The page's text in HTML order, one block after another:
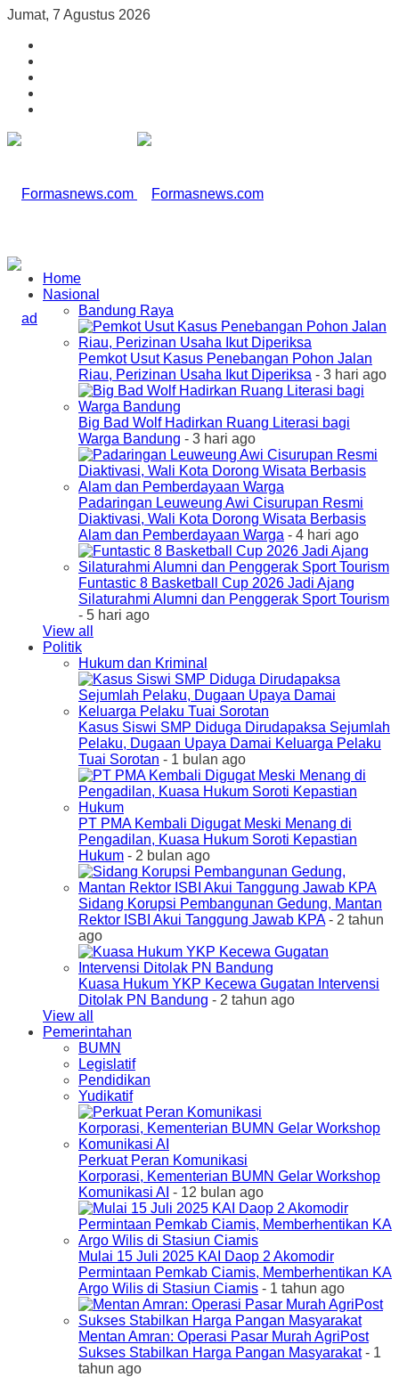
Jumat, 7 Agustus 2026
Home
Nasional
Bandung Raya
Pemkot Usut Kasus Penebangan Pohon Jalan
Riau, Perizinan Usaha Ikut Diperiksa - 3 hari ago
Big Bad Wolf Hadirkan Ruang Literasi bagi
Warga Bandung - 3 hari ago
Padaringan Leuweung Awi Cisurupan Resmi
Diaktivasi, Wali Kota Dorong Wisata Berbasis
Alam dan Pemberdayaan Warga - 4 hari ago
Funtastic 8 Basketball Cup 2026 Jadi Ajang
Silaturahmi Alumni dan Penggerak Sport Tourism
- 5 hari ago
View all
Politik
Hukum dan Kriminal
Kasus Siswi SMP Diduga Dirudapaksa Sejumlah
Pelaku, Dugaan Upaya Damai Keluarga Pelaku
Tuai Sorotan - 1 bulan ago
PT PMA Kembali Digugat Meski Menang di
Pengadilan, Kuasa Hukum Soroti Kepastian
Hukum - 2 bulan ago
Sidang Korupsi Pembangunan Gedung, Mantan
Rektor ISBI Akui Tanggung Jawab KPA- 2 tahun
ago
Kuasa Hukum YKP Kecewa Gugatan Intervensi
Ditolak PN Bandung - 2 tahun ago
View all
Pemerintahan
BUMN
Legislatif
Pendidikan
Yudikatif
Perkuat Peran Komunikasi
Korporasi, Kementerian BUMN Gelar Workshop
Komunikasi AI - 12 bulan ago
Mulai 15 Juli 2025 KAI Daop 2 Akomodir
Permintaan Pemkab Ciamis, Memberhentikan KA
Argo Wilis di Stasiun Ciamis - 1 tahun ago
Mentan Amran: Operasi Pasar Murah AgriPost
Sukses Stabilkan Harga Pangan Masyarakat- 1
tahun ago